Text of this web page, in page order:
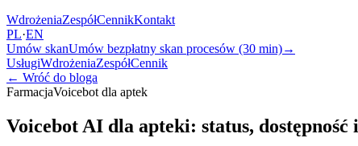
WdrożeniaZespółCennikKontakt
PL·EN
Umów skanUmów bezpłatny skan procesów (30 min)→
UsługiWdrożeniaZespółCennik
← Wróć do bloga
FarmacjaVoicebot dla aptek
Voicebot AI dla apteki: status,